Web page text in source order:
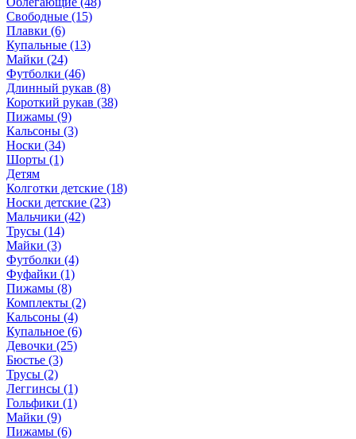
Свободные (15)
Плавки (6)
Купальные (13)
Майки (24)
Футболки (46)
Длинный рукав (8)
Короткий рукав (38)
Пижамы (9)
Кальсоны (3)
Носки (34)
Шорты (1)
Детям
Колготки детские (18)
Носки детские (23)
Мальчики (42)
Трусы (14)
Майки (3)
Футболки (4)
Фуфайки (1)
Пижамы (8)
Комплекты (2)
Кальсоны (4)
Купальное (6)
Девочки (25)
Бюстье (3)
Трусы (2)
Леггинсы (1)
Гольфики (1)
Майки (9)
Пижамы (6)